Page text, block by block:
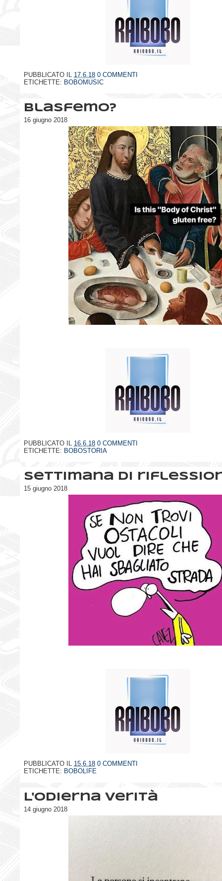
PUBBLICATO IL 17.6.18 0 COMMENTI
ETICHETTE: BOBOMUSIC
Blasfemo?
16 giugno 2018
PUBBLICATO IL 16.6.18 0 COMMENTI
ETICHETTE: BOBOSTORIA
Settimana di
15 giugno 2018
PUBBLICATO IL 15.6.18 0 COMMENTI
ETICHETTE: BOBOLIFE
L'odierna verità
14 giugno 2018